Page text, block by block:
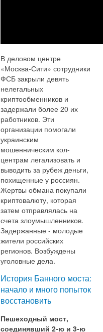
В деловом центре
«Москва-Сити» сотрудники
ФСБ закрыли девять
нелегальных
криптообменников и
задержали более 20 их
работников. Эти
организации помогали
украинским
мошенническим кол-
центрам легализовать и
выводить за рубеж деньги,
похищенные у россиян.
Жертвы обмана покупали
криптовалюту, которая
затем отправлялась на
счета злоумышленников.
Задержанные - молодые
жители российских
регионов. Возбуждены
уголовные дела.
История Банного моста:
начало и много попыток
восстановить
Пешеходный мост,
соединявший 2-ю и 3-ю